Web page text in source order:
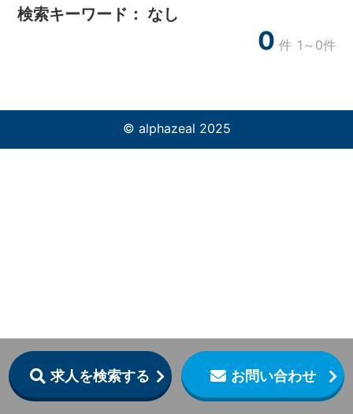
求人を検索する お問い合わせ
検索キーワード： なし
0 件 1～0件
© alphazeal 2025